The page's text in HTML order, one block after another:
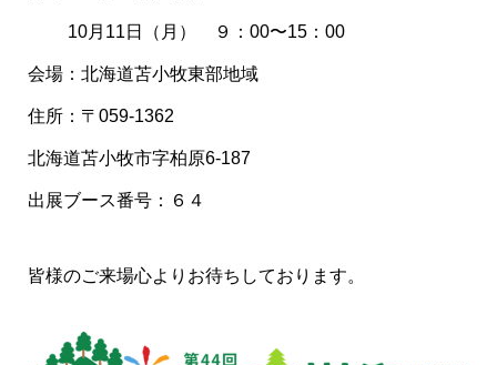
10月11日（月） ９：00〜15：00
会場：北海道苫小牧東部地域
住所：〒059-1362
北海道苫小牧市字柏原6-187
出展ブース番号：６４
皆様のご来場心よりお待ちしております。